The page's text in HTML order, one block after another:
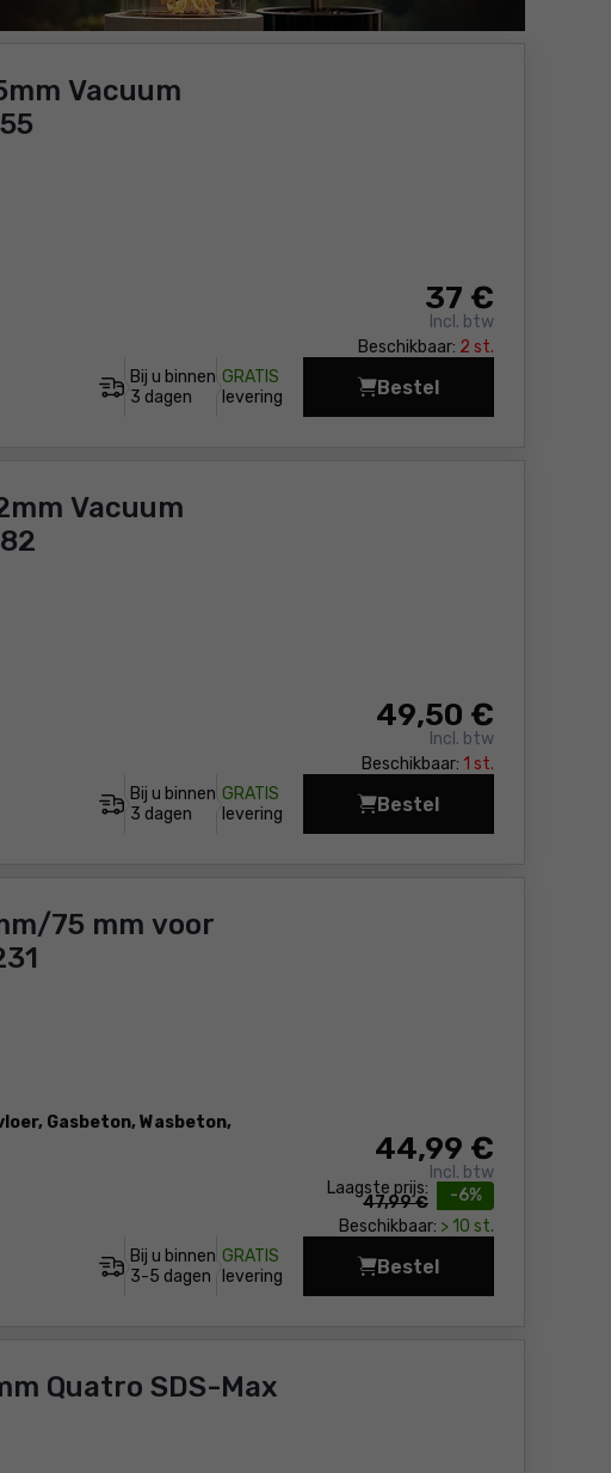
Vacuum
37 €
Incl. btw
Beschikbaar: 2 st.
Bij u binnen
3 dagen
GRATIS
levering
Bestel
Diamanten kroonboor
Vacuum
49,50 €
Incl. btw
Beschikbaar: 1 st.
Bij u binnen
3 dagen
GRATIS
levering
Bestel
Diamanten kroonboor
75 mm voor
Gasbeton, Wasbeton,
-6%
Laagste prijs:
47,99 €
44,99 €
Incl. btw
Beschikbaar: > 10 st.
Bij u binnen
3-5 dagen
GRATIS
levering
Bestel
Diamant Kroonboor
Quatro SDS-Max